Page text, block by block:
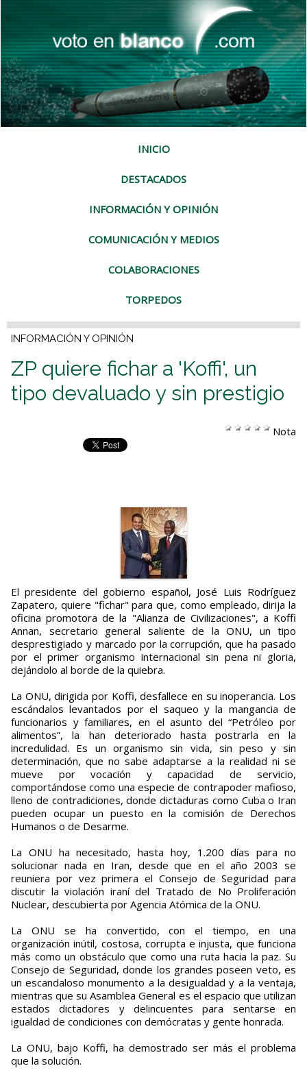
INICIO
DESTACADOS
INFORMACIÓN Y OPINIÓN
COMUNICACIÓN Y MEDIOS
COLABORACIONES
TORPEDOS
INFORMACIÓN Y OPINIÓN
ZP quiere fichar a 'Koffi', un
tipo devaluado y sin prestigio
Nota
El presidente del gobierno español, José Luis Rodríguez
Zapatero, quiere "fichar" para que, como empleado, dirija la
oficina promotora de la "Alianza de Civilizaciones", a Koffi
Annan, secretario general saliente de la ONU, un tipo
desprestigiado y marcado por la corrupción, que ha pasado
por el primer organismo internacional sin pena ni gloria,
dejándolo al borde de la quiebra.
La ONU, dirigida por Koffi, desfallece en su inoperancia. Los
escándalos levantados por el saqueo y la mangancia de
funcionarios y familiares, en el asunto del “Petróleo por
alimentos”, la han deteriorado hasta postrarla en la
incredulidad. Es un organismo sin vida, sin peso y sin
determinación, que no sabe adaptarse a la realidad ni se
mueve por vocación y capacidad de servicio,
comportándose como una especie de contrapoder mafioso,
lleno de contradiciones, donde dictaduras como Cuba o Iran
pueden ocupar un puesto en la comisión de Derechos
Humanos o de Desarme.
La ONU ha necesitado, hasta hoy, 1.200 días para no
solucionar nada en Iran, desde que en el año 2003 se
reuniera por vez primera el Consejo de Seguridad para
discutir la violación iraní del Tratado de No Proliferación
Nuclear, descubierta por Agencia Atómica de la ONU.
La ONU se ha convertido, con el tiempo, en una
organización inútil, costosa, corrupta e injusta, que funciona
más como un obstáculo que como una ruta hacia la paz. Su
Consejo de Seguridad, donde los grandes poseen veto, es
un escandaloso monumento a la desigualdad y a la ventaja,
mientras que su Asamblea General es el espacio que utilizan
estados dictadores y delincuentes para sentarse en
igualdad de condiciones con demócratas y gente honrada.
La ONU, bajo Koffi, ha demostrado ser más el problema
que la solución.